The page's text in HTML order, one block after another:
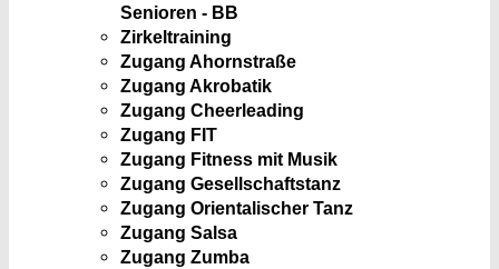
Senioren - BB
Zirkeltraining
Zugang Ahornstraße
Zugang Akrobatik
Zugang Cheerleading
Zugang FIT
Zugang Fitness mit Musik
Zugang Gesellschaftstanz
Zugang Orientalischer Tanz
Zugang Salsa
Zugang Zumba